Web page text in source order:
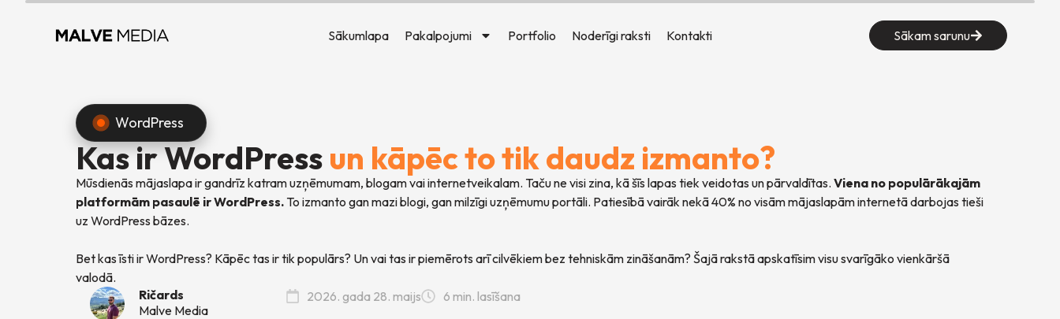
Sākumlapa Pakalpojumi Portfolio Noderīgi raksti Kontakti Sākam sarunu
WordPress
Kas ir WordPress un kāpēc to tik daudz izmanto?
Mūsdienās mājaslapa ir gandrīz katram uzņēmumam, blogam vai internetveikalam. Taču ne visi zina, kā šīs lapas tiek veidotas un pārvaldītas. Viena no populārākajām
platformām pasaulē ir WordPress. To izmanto gan mazi blogi, gan milzīgi uzņēmumu portāli. Patiesībā vairāk nekā 40% no visām mājaslapām internetā darbojas tieši
uz WordPress bāzes.
Bet kas īsti ir WordPress? Kāpēc tas ir tik populārs? Un vai tas ir piemērots arī cilvēkiem bez tehniskām zināšanām? Šajā rakstā apskatīsim visu svarīgāko vienkāršā
valodā.
Ričards
Malve Media
2026. gada 28. maijs 6 min. lasīšana